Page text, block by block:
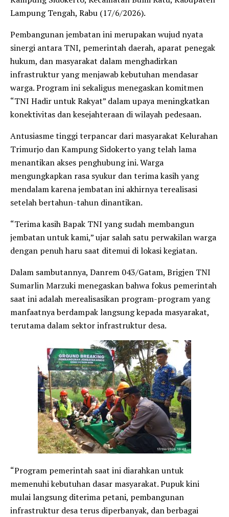
Lampung Tengah, Rabu (17/6/2026).
​Pembangunan jembatan ini merupakan wujud nyata
sinergi antara TNI, pemerintah daerah, aparat penegak
hukum, dan masyarakat dalam menghadirkan
infrastruktur yang menjawab kebutuhan mendasar
warga. Program ini sekaligus menegaskan komitmen
“TNI Hadir untuk Rakyat” dalam upaya meningkatkan
konektivitas dan kesejahteraan di wilayah pedesaan.
​Antusiasme tinggi terpancar dari masyarakat Kelurahan
Trimurjo dan Kampung Sidokerto yang telah lama
menantikan akses penghubung ini. Warga
mengungkapkan rasa syukur dan terima kasih yang
mendalam karena jembatan ini akhirnya terealisasi
setelah bertahun-tahun dinantikan.
​“Terima kasih Bapak TNI yang sudah membangun
jembatan untuk kami,” ujar salah satu perwakilan warga
dengan penuh haru saat ditemui di lokasi kegiatan.
​Dalam sambutannya, Danrem 043/Gatam, Brigjen TNI
Sumarlin Marzuki menegaskan bahwa fokus pemerintah
saat ini adalah merealisasikan program-program yang
manfaatnya berdampak langsung kepada masyarakat,
terutama dalam sektor infrastruktur desa.
​“Program pemerintah saat ini diarahkan untuk
memenuhi kebutuhan dasar masyarakat. Pupuk kini
mulai langsung diterima petani, pembangunan
infrastruktur desa terus diperbanyak, dan berbagai